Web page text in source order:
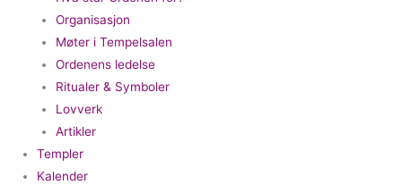
Organisasjon
Møter i Tempelsalen
Ordenens ledelse
Ritualer & Symboler
Lovverk
Artikler
Templer
Kalender